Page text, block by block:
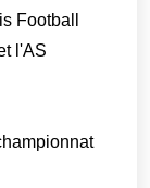
Football
l'AS